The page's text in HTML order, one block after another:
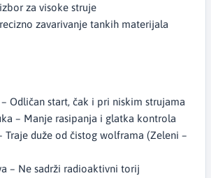
za visoke struje
zavarivanje tankih materijala
Odličan start, čak i pri niskim strujama
– Manje rasipanja i glatka kontrola
Traje duže od čistog wolframa (Zeleni –
– Ne sadrži radioaktivni torij